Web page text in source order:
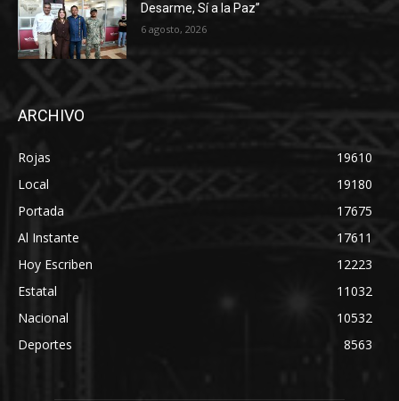
Desarme, Sí a la Paz”
6 agosto, 2026
ARCHIVO
Rojas
19610
Local
19180
Portada
17675
Al Instante
17611
Hoy Escriben
12223
Estatal
11032
Nacional
10532
Deportes
8563